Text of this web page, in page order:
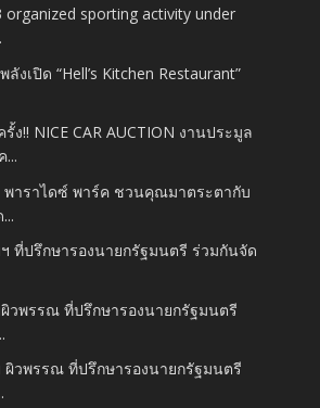
organized sporting activity under
งเปิด “Hell’s Kitchen Restaurant”
ง!! NICE CAR AUCTION งานประมูล
...
พาราไดซ์ พาร์ค ชวนคุณมาตระตากับ
ที่ปรึกษารองนายกรัฐมนตรี ร่วมกันจัด
วพรรณ ที่ปรึกษารองนายกรัฐมนตรี
ผิวพรรณ ที่ปรึกษารองนายกรัฐมนตรี